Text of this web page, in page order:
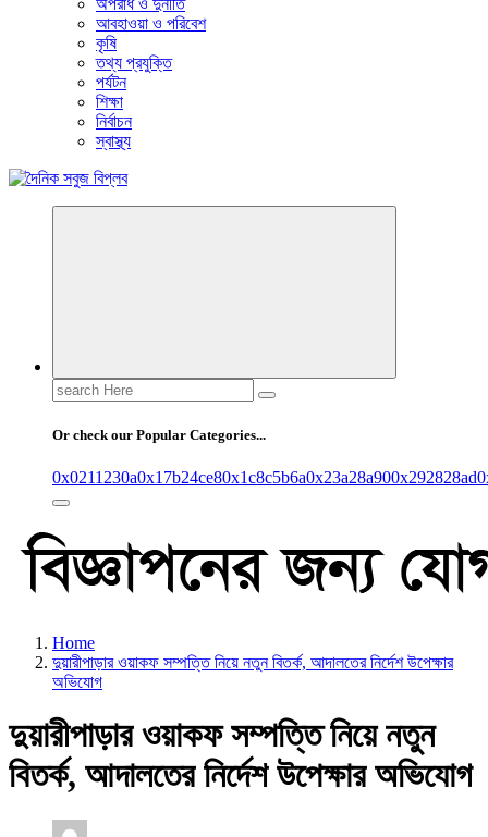
অপরাধ ও দুর্নীতি
আবহাওয়া ও পরিবেশ
কৃষি
তথ্য প্রযুক্তি
পর্যটন
শিক্ষা
নির্বাচন
স্বাস্থ্য
বাংলা নিউজ পেপার
Search
for:
Or check our Popular Categories...
0x0211230a0x17b24ce80x1c8c5b6a0x23a28a900x292828ad
Home
দুয়ারীপাড়ার ওয়াকফ সম্পত্তি নিয়ে নতুন বিতর্ক, আদালতের নির্দেশ উপেক্ষার
অভিযোগ
দুয়ারীপাড়ার ওয়াকফ সম্পত্তি নিয়ে নতুন
বিতর্ক, আদালতের নির্দেশ উপেক্ষার অভিযোগ